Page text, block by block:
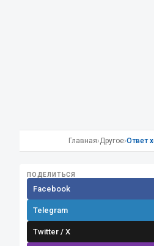
Главная›Другое›Ответ
ПОДЕЛИТЬСЯ
Facebook
Telegram
Twitter / X